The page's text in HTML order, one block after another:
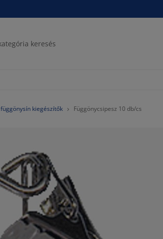
kiegészítők Függönycsipesz 10 db/cs